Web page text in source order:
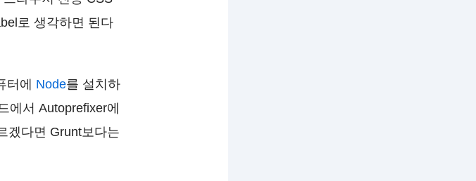
로 생각하면 된다
터에 Node를 설치하
에서 Autoprefixer에
겠다면 Grunt보다는